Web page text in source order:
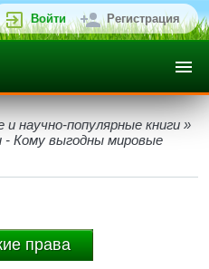
Войти Регистрация
и научно-популярные книги »
Кому выгодны мировые
права